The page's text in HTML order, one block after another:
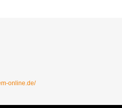
online.de/